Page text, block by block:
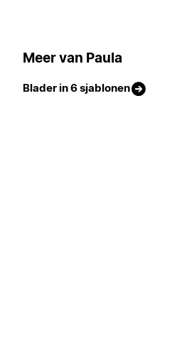
Meer van Paula
Blader in 6 sjablonen